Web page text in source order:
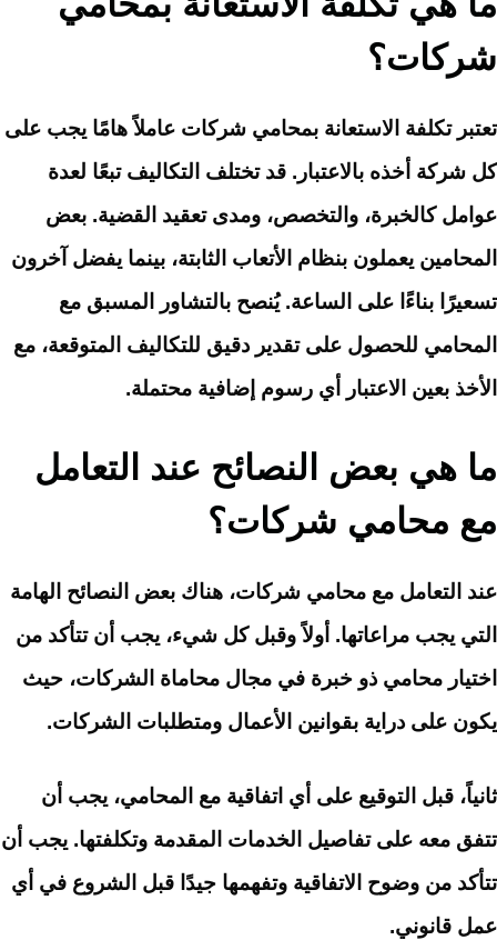
شركات؟
تعتبر تكلفة الاستعانة بمحامي شركات عاملاً هامًا يجب على
كل شركة أخذه بالاعتبار. قد تختلف التكاليف تبعًا لعدة
عوامل كالخبرة، والتخصص، ومدى تعقيد القضية. بعض
المحامين يعملون بنظام الأتعاب الثابتة، بينما يفضل آخرون
تسعيرًا بناءًا على الساعة. يُنصح بالتشاور المسبق مع
المحامي للحصول على تقدير دقيق للتكاليف المتوقعة، مع
الأخذ بعين الاعتبار أي رسوم إضافية محتملة.
ما هي بعض النصائح عند التعامل
مع محامي شركات؟
عند التعامل مع محامي شركات، هناك بعض النصائح الهامة
التي يجب مراعاتها. أولاً وقبل كل شيء، يجب أن تتأكد من
اختيار محامي ذو خبرة في مجال محاماة الشركات، حيث
يكون على دراية بقوانين الأعمال ومتطلبات الشركات.
ثانياً، قبل التوقيع على أي اتفاقية مع المحامي، يجب أن
تتفق معه على تفاصيل الخدمات المقدمة وتكلفتها. يجب أن
تتأكد من وضوح الاتفاقية وتفهمها جيدًا قبل الشروع في أي
عمل قانوني.